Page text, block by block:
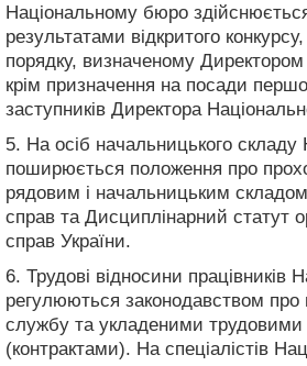
Національному бюро
результатами відкритого
порядку, визначеному
крім призначення на посади
заступників Директора
5. На осіб начальницького
поширюється положення про
рядовим і начальницьким складом
справ та Дисциплінарний статут
справ України.
6. Трудові відносини працівників
регулюються законодавством
службу та укладеними трудовими
(контрактами). На спеціалістів